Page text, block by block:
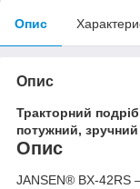
Опис
Опис
Тракторний
потужний, зручний
Опис
JANSEN® BX-42RS